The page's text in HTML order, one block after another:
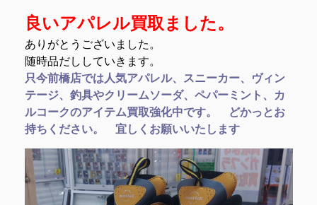
良いアパレル買取ました。
ありがとうございました。
随時品だししていきます。
只今前橋店では人気アパレル、スニーカー、ヴィン
テージ、釣具やクリームソーダ、ペパーミント、カ
ルコークのアイテム買取強化中です。 どかっとお
持ちください。 宜しくお願いいたします